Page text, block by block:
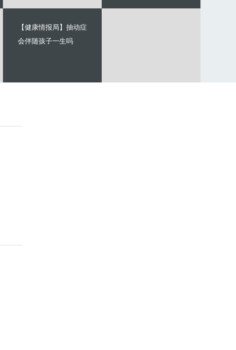
【健康情报局】抽动症
会伴随孩子一生吗